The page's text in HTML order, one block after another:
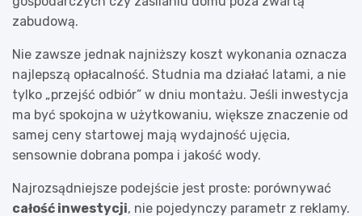
zabudową.
Nie zawsze jednak najniższy koszt wykonania oznacza
najlepszą opłacalność. Studnia ma działać latami, a nie
tylko „przejść odbiór” w dniu montażu. Jeśli inwestycja
ma być spokojna w użytkowaniu, większe znaczenie od
samej ceny startowej mają wydajność ujęcia,
sensownie dobrana pompa i jakość wody.
Najrozsądniejsze podejście jest proste: porównywać
całość inwestycji, nie pojedynczy parametr z reklamy.